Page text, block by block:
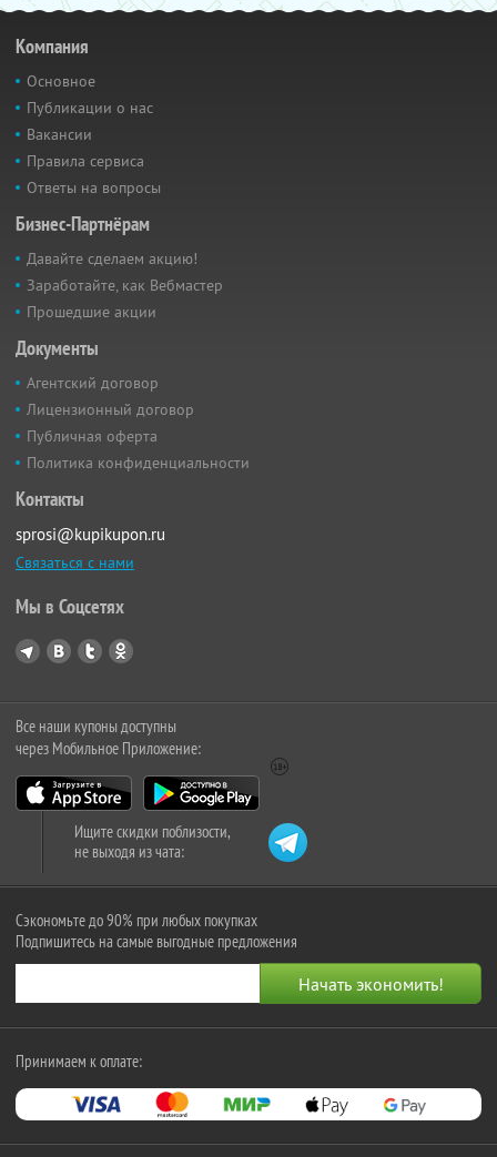
Компания
Основное
Публикации о нас
Вакансии
Правила сервиса
Ответы на вопросы
Бизнес-Партнёрам
Давайте сделаем акцию!
Заработайте, как Вебмастер
Прошедшие акции
Документы
Агентский договор
Лицензионный договор
Публичная оферта
Политика конфиденциальности
Контакты
sprosi@kupikupon.ru
Связаться с нами
Мы в Соцсетях
Все наши купоны доступны
через Мобильное Приложение:
Ищите скидки поблизости,
не выходя из чата:
Сэкономьте до 90% при любых покупках
Подпишитесь на самые выгодные предложения
Принимаем к оплате: